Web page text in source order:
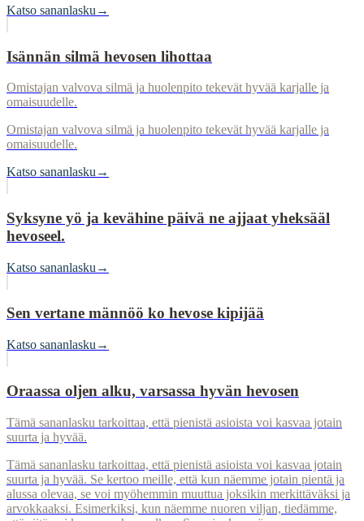
Katso sananlasku →
Isännän silmä hevosen lihottaa
Omistajan valvova silmä ja huolenpito tekevät hyvää karjalle ja
omaisuudelle.
Omistajan valvova silmä ja huolenpito tekevät hyvää karjalle ja
omaisuudelle.
Katso sananlasku →
Syksyne yö ja kevähine päivä ne ajjaat yheksääl
hevoseel.
Katso sananlasku →
Sen vertane männöö ko hevose kipijää
Katso sananlasku →
Oraassa oljen alku, varsassa hyvän hevosen
Tämä sananlasku tarkoittaa, että pienistä asioista voi kasvaa jotain
suurta ja hyvää.
Tämä sananlasku tarkoittaa, että pienistä asioista voi kasvaa jotain
suurta ja hyvää. Se kertoo meille, että kun näemme jotain pientä ja
alussa olevaa, se voi myöhemmin muuttua joksikin merkittäväksi ja
arvokkaaksi. Esimerkiksi, kun näemme nuoren viljan, tiedämme,